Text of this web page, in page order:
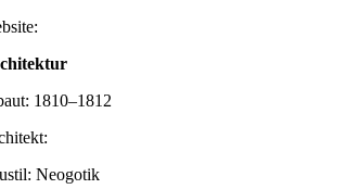
1810–1812
Neogotik